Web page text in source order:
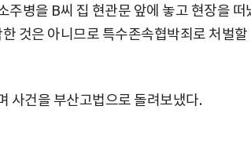
주병을 B씨 집 현관문 앞에 놓고 현장을 떠
것은 아니므로 특수존속협박죄로 처벌할
사건을 부산고법으로 돌려보냈다.